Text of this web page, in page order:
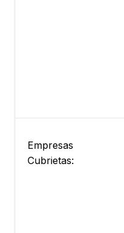
Empresas
Cubrietas: